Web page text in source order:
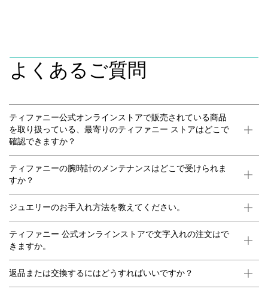
よくあるご質問
ティファニー公式オンラインストアで販売されている商品
を取り扱っている、最寄りのティファニー ストアはどこで
確認できますか？
ティファニーの腕時計のメンテナンスはどこで受けられま
すか？
ジュエリーのお手入れ方法を教えてください。
ティファニー 公式オンラインストアで文字入れの注文はで
きますか。
返品または交換するにはどうすればいいですか？